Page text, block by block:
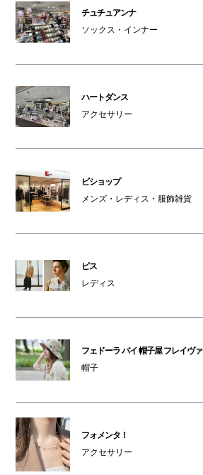
チュチュアンナ
ソックス・インナー
ハートダンス
アクセサリー
ビショップ
メンズ・レディス・服飾雑貨
ビス
レディス
フェドーラ バイ 帽子屋 フレイヴァ
帽子
フォメンタ！
アクセサリー